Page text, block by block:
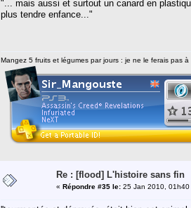
"... mais aussi et surtout un canard en
plus tendre enfance..."
Mangez 5 fruits et légumes par jours : je ne le ferais pas
Re : [flood] L'histoire sans fin
« Répondre #35 le: 25 Jan 2010, 01h40